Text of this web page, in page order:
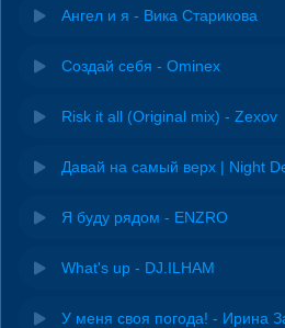
Ангел и я - Вика Старикова
Создай себя - Ominex
Risk it all (Original mix) - Zexov
Давай на самый верх | Night
Я буду рядом - ENZRO
What's up - DJ.ILHAM
У меня своя погода! - Ирина